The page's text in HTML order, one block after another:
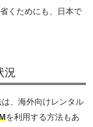
くためにも、日本で
況
、海外向けレンタル
を利用する方法もあ